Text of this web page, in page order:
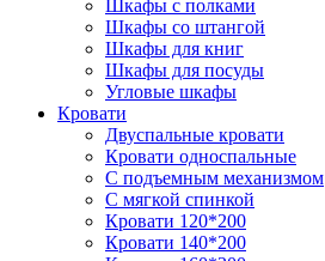
Шкафы с полками
Шкафы со штангой
Шкафы для книг
Шкафы для посуды
Угловые шкафы
Кровати
Двуспальные кровати
Кровати односпальные
С подъемным механизмом
С мягкой спинкой
Кровати 120*200
Кровати 140*200